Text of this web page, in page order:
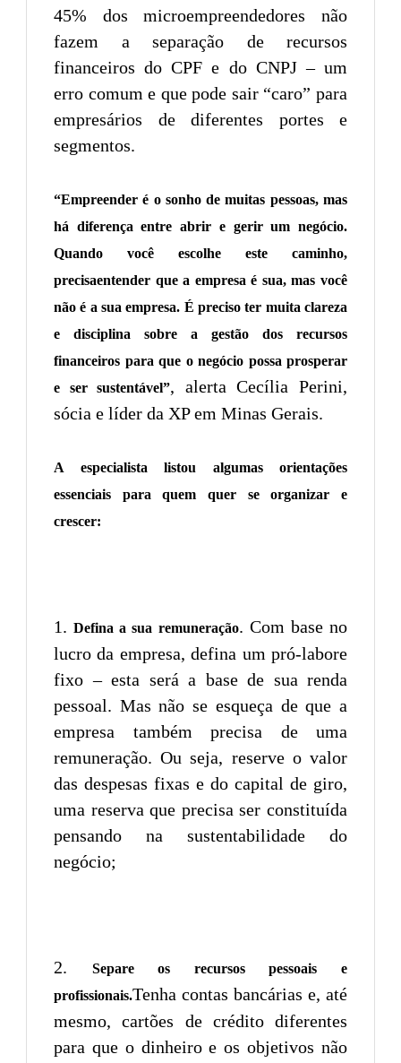
45% dos microempreendedores não
fazem a separação de recursos
financeiros do CPF e do CNPJ – um
erro comum e que pode sair “caro” para
empresários de diferentes portes e
segmentos.
“Empreender é o sonho de muitas pessoas, mas
há diferença entre abrir e gerir um negócio.
Quando você escolhe este caminho,
precisaentender que a empresa é sua, mas você
não é a sua empresa. É preciso ter muita clareza
e disciplina sobre a gestão dos recursos
financeiros para que o negócio possa prosperar
e ser sustentável”, alerta Cecília Perini,
sócia e líder da XP em Minas Gerais.
A especialista listou algumas orientações
essenciais para quem quer se organizar e
crescer:
Defina a sua remuneração. Com base no
lucro da empresa, defina um pró-labore
fixo – esta será a base de sua renda
pessoal. Mas não se esqueça de que a
empresa também precisa de uma
remuneração. Ou seja, reserve o valor
das despesas fixas e do capital de giro,
uma reserva que precisa ser constituída
pensando na sustentabilidade do
negócio;
Separe os recursos pessoais e
profissionais.Tenha contas bancárias e, até
mesmo, cartões de crédito diferentes
para que o dinheiro e os objetivos não